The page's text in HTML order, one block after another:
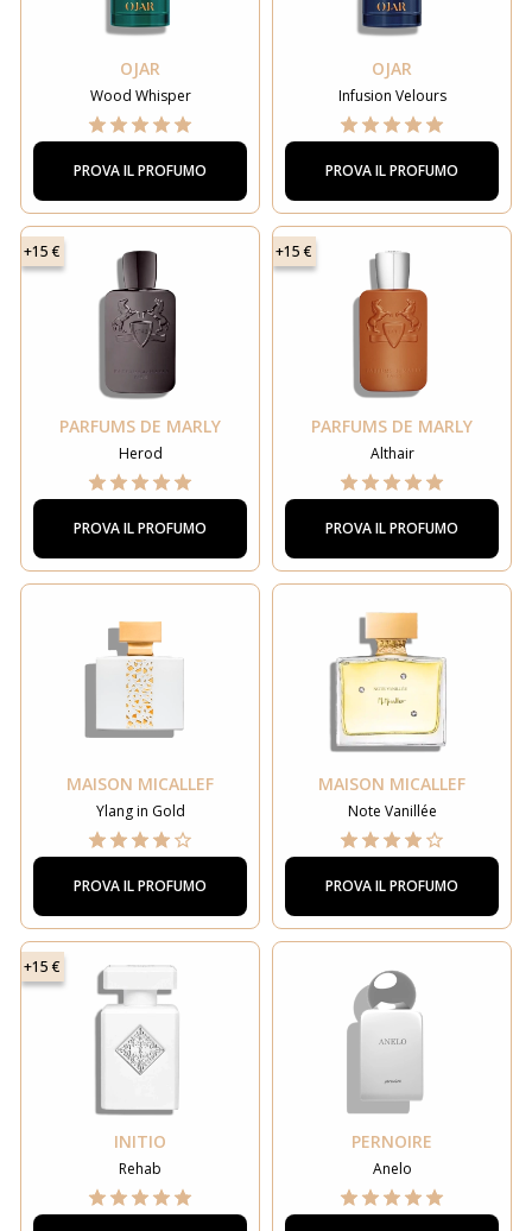
OJAR
Wood Whisper
PROVA IL PROFUMO
OJAR
Infusion Velours
PROVA IL PROFUMO
+15 €
PARFUMS DE MARLY
Herod
PROVA IL PROFUMO
+15 €
PARFUMS DE MARLY
Althair
PROVA IL PROFUMO
MAISON MICALLEF
Ylang in Gold
PROVA IL PROFUMO
MAISON MICALLEF
Note Vanillée
PROVA IL PROFUMO
+15 €
INITIO
Rehab
PERNOIRE
Anelo